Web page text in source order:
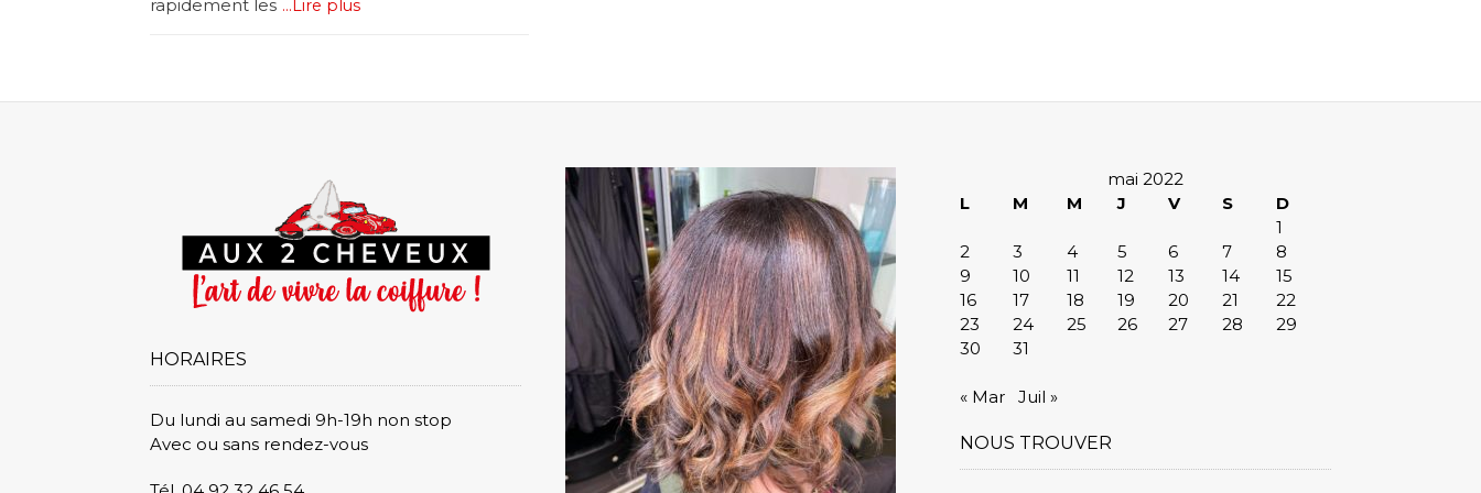
rapidement les ...Lire plus
HORAIRES
Du lundi au samedi 9h-19h non stop
Avec ou sans rendez-vous
mai 2022
L
M M J V S
D
1
2
3 4 5 6 7
8
9
10 11 12 13 14
15
16
17 18 19 20 21
22
23
24 25 26 27 28
29
30
31
« Mar Juil »
NOUS TROUVER